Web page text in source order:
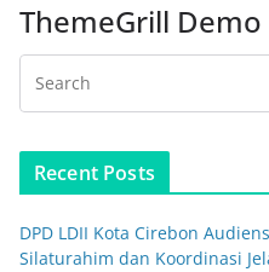
ThemeGrill Demo
Recent Posts
DPD LDII Kota Cirebon
Silaturahim dan Koordinasi